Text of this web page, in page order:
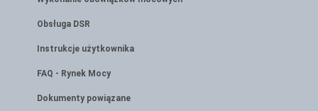
Obsługa DSR
Instrukcje użytkownika
FAQ - Rynek Mocy
Dokumenty powiązane